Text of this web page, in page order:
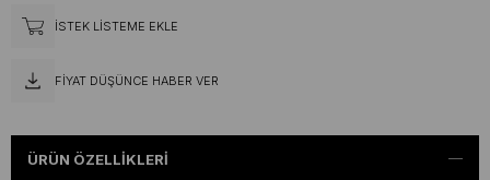
İSTEK LISTEME EKLE
FIYAT DÜŞÜNCE HABER VER
ÜRÜN ÖZELLIKLERI